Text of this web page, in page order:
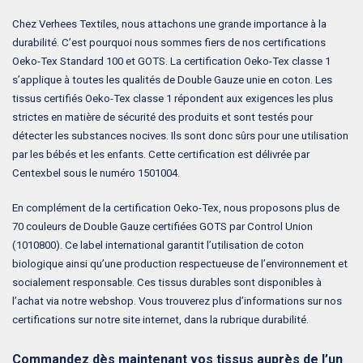
Chez Verhees Textiles, nous attachons une grande importance à la
durabilité. C’est pourquoi nous sommes fiers de nos certifications
Oeko-Tex Standard 100 et GOTS. La certification Oeko-Tex classe 1
s’applique à toutes les qualités de Double Gauze unie en coton. Les
tissus certifiés Oeko-Tex classe 1 répondent aux exigences les plus
strictes en matière de sécurité des produits et sont testés pour
détecter les substances nocives. Ils sont donc sûrs pour une utilisation
par les bébés et les enfants. Cette certification est délivrée par
Centexbel sous le numéro 1501004.
En complément de la certification Oeko-Tex, nous proposons plus de
70 couleurs de Double Gauze certifiées GOTS par Control Union
(1010800). Ce label international garantit l’utilisation de coton
biologique ainsi qu’une production respectueuse de l’environnement et
socialement responsable. Ces tissus durables sont disponibles à
l’achat via notre webshop. Vous trouverez plus d’informations sur nos
certifications sur notre site internet, dans la rubrique durabilité.
Commandez dès maintenant vos tissus auprès de l’un